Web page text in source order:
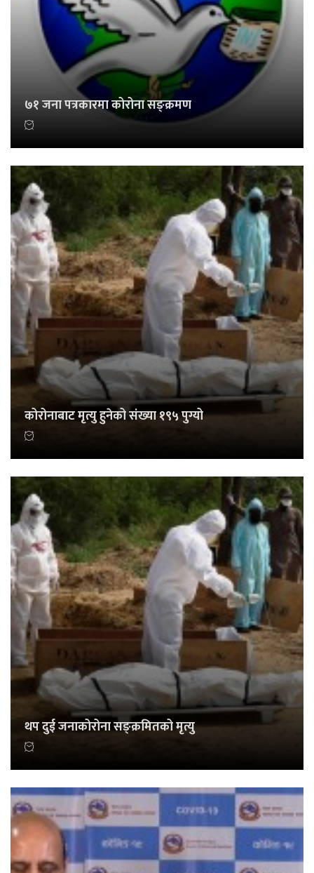
७१ जना पत्रकारमा कोरोना सङ्क्रमण
कोरोनाबाट मृत्यु हुनेको संख्या १९५ पुग्यो
थप दुई जनाकोरोना सङ्क्रमितको मृत्यु